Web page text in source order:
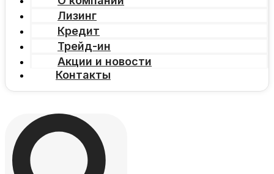
Лизинг
Кредит
Трейд-ин
Акции и новости
Контакты